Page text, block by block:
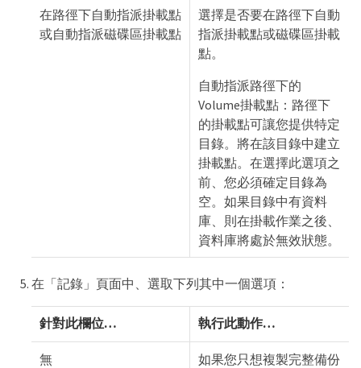
在路徑下自動指派掛載點
或自動指派磁碟區掛載點
選擇是否要在路徑下自動
指派掛載點或磁碟區掛載
點。
自動指派路徑下的
Volume掛載點：路徑下
的掛載點可讓您提供特定
目錄。將在該目錄中建立
掛載點。在選擇此選項之
前、您必須確定目錄為
空。如果目錄中有資料
庫、則在掛載作業之後、
資料庫將處於無效狀態。
在「記錄」頁面中、選取下列其中一個選項：
針對此欄位…​ 執行此動作…​
無
如果您只想複製完整備份